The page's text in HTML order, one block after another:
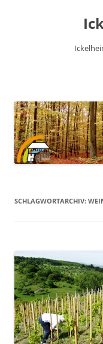
SCHLAGWORTARCHIV: